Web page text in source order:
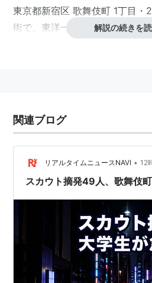
東京都新宿区 歌舞伎町 1丁目・
街で、東洋一の歓楽街。住宅地
解説の続きを
関連ブログ
リアルタイムニュースNAVI • 12
スカウト摘発49人、歌舞伎